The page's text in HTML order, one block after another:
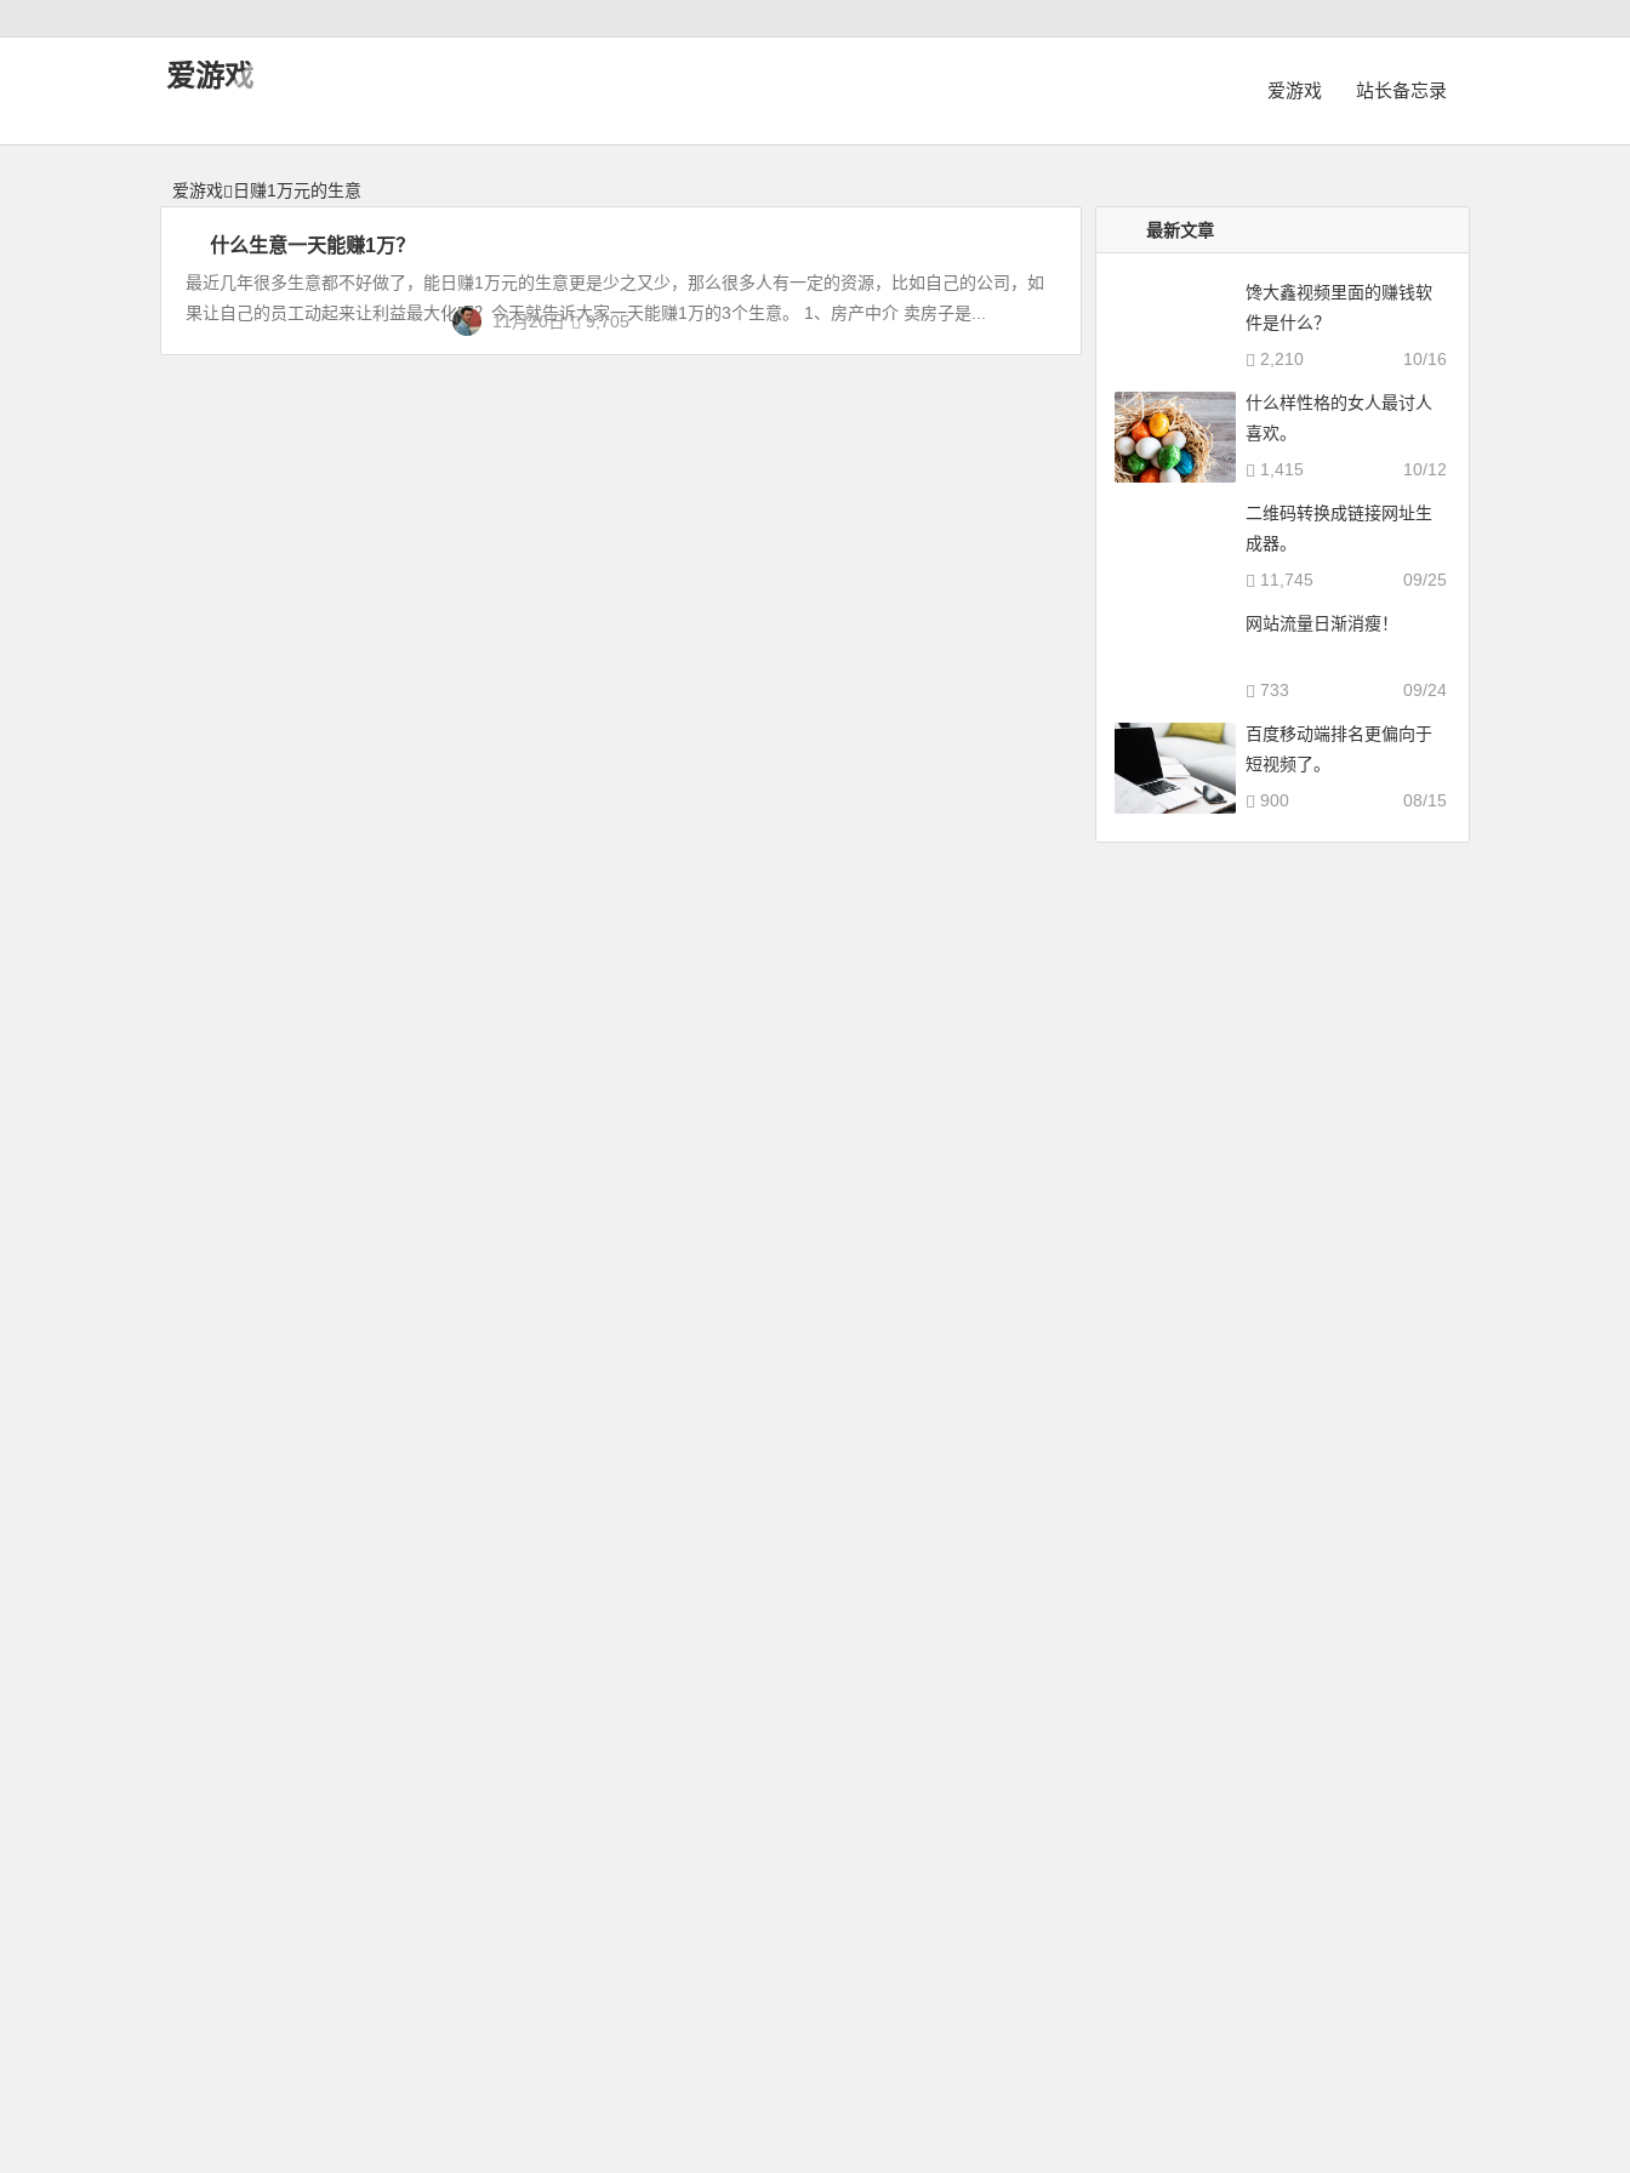
爱游戏 爱游戏 站长备忘录
爱游戏 日赚1万元的生意
赚
钱
新
什么生意一天能赚1万？
最近几年很多生意都不好做了，能日赚1万元的生意更是少之又少，那么很多人有一定的资源，比如自己的公司，如
果让自己的员工动起来让利益最大化呢？今天就告诉大家一天能赚1万的3个生意。 1、房产中介 卖房子是...
11月20日 9,705
最新文章
馋大鑫视频里面的赚钱软
件是什么？
10/16
2,210
什么样性格的女人最讨人
喜欢。
10/12
1,415
二维码转换成链接网址生
成器。
09/25
11,745
网站流量日渐消瘦！
09/24
733
百度移动端排名更偏向于
短视频了。
08/15
900